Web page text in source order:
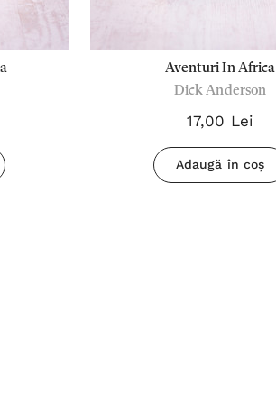
Aventuri In Africa
Dick Anderson
17,00 Lei
Adaugă în coș